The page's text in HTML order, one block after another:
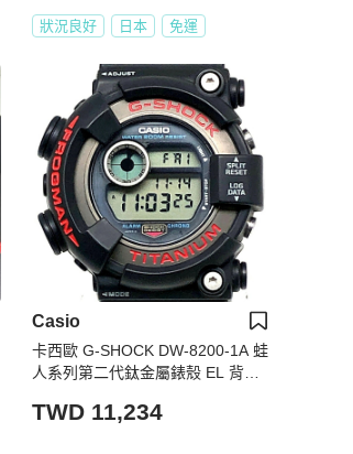
狀況良好 日本 免運
Casio
卡西歐 G-SHOCK DW-8200-1A 蛙
人系列第二代鈦金屬錶殼 EL 背光
TWD 11,234